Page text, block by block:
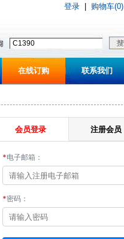
登录 购物车(0)
在线订购 联系我们
会员登录 注册会员
*电子邮箱：
*密码：